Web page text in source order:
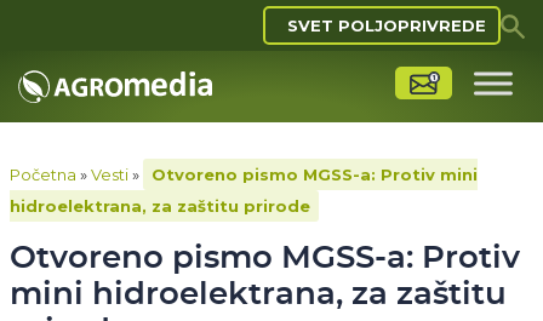
SVET POLJOPRIVREDE
Početna »Vesti»
Otvoreno pismo MGSS-a: Protiv mini
hidroelektrana, za zaštitu prirode
Otvoreno pismo MGSS-a: Protiv
mini hidroelektrana, za zaštitu